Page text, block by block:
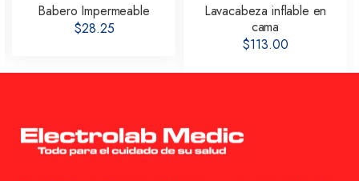
Babero Impermeable
$28.25
Lavacabeza inflable en
cama
$113.00